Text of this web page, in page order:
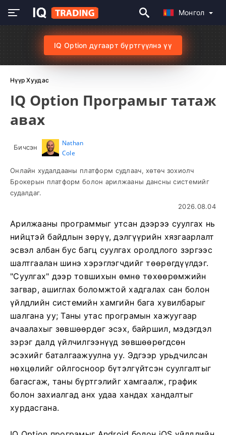
Монгол
IQ Option дугаарт бүртгүүлнэ үү
Нүүр Хуудас
IQ Option Програмыг татаж
авах
Бичсэн
Nathan
Cole
Онлайн худалдааны платформ судлаач, хөтөч зохиолч
Брокерын платформ болон арилжааны дансны системийг
судалдаг.
2026.08.04
Арилжааны программыг утсан дээрээ суулгах нь
нийцтэй байдлын зөрүү, дэлгүүрийн хязгаарлалт
эсвэл албан бус багц суулгах оролдлого зэргээс
шалтгаалан шинэ хэрэглэгчдийг төөрөгдүүлдэг.
"Суулгах" дээр товшихын өмнө төхөөрөмжийн
загвар, ашиглах боломжтой хадгалах сан болон
үйлдлийн системийн хамгийн бага хувилбарыг
шалгана уу; Таны утас програмын хажуугаар
ачаалахыг зөвшөөрдөг эсэх, байршил, мэдэгдэл
зэрэг далд үйлчилгээнүүд зөвшөөрөгдсөн
эсэхийг баталгаажуулна уу. Эдгээр урьдчилсан
нөхцөлийг ойлгосноор бүтэлгүйтсэн суулгалтыг
багасгаж, таны бүртгэлийг хамгаалж, график
болон захиалгад анх удаа хандах хандалтыг
хурдасгана.